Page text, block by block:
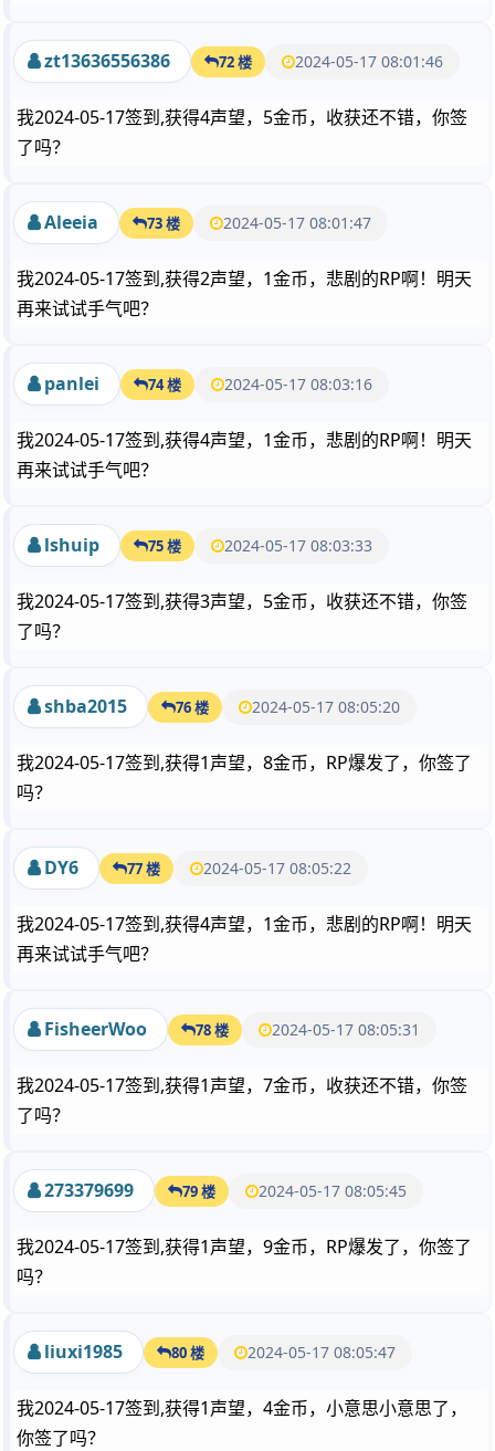
zt13636556386 72 楼 2024-05-17 08:01:46
我2024-05-17签到,获得4声望，5金币，收获还不错，你签
了吗？
Aleeia 73 楼 2024-05-17 08:01:47
我2024-05-17签到,获得2声望，1金币，悲剧的RP啊！明天
再来试试手气吧？
panlei 74 楼 2024-05-17 08:03:16
我2024-05-17签到,获得4声望，1金币，悲剧的RP啊！明天
再来试试手气吧？
lshuip 75 楼 2024-05-17 08:03:33
我2024-05-17签到,获得3声望，5金币，收获还不错，你签
了吗？
shba2015 76 楼 2024-05-17 08:05:20
我2024-05-17签到,获得1声望，8金币，RP爆发了，你签了
吗？
DY6 77 楼 2024-05-17 08:05:22
我2024-05-17签到,获得4声望，1金币，悲剧的RP啊！明天
再来试试手气吧？
FisheerWoo 78 楼 2024-05-17 08:05:31
我2024-05-17签到,获得1声望，7金币，收获还不错，你签
了吗？
273379699 79 楼 2024-05-17 08:05:45
我2024-05-17签到,获得1声望，9金币，RP爆发了，你签了
吗？
liuxi1985 80 楼 2024-05-17 08:05:47
我2024-05-17签到,获得1声望，4金币，小意思小意思了，
你签了吗？